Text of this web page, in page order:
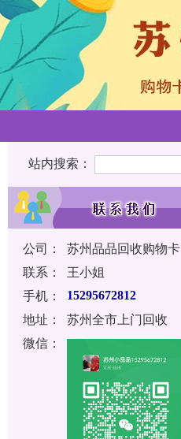
站内搜索：
公司：
苏州品品回收购物卡
联系：
王小姐
手机：
15295672812
地址：
苏州全市上门回收
微信：